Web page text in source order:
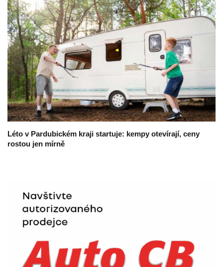
Léto v Pardubickém kraji startuje: kempy otevírají, ceny
rostou jen mírně